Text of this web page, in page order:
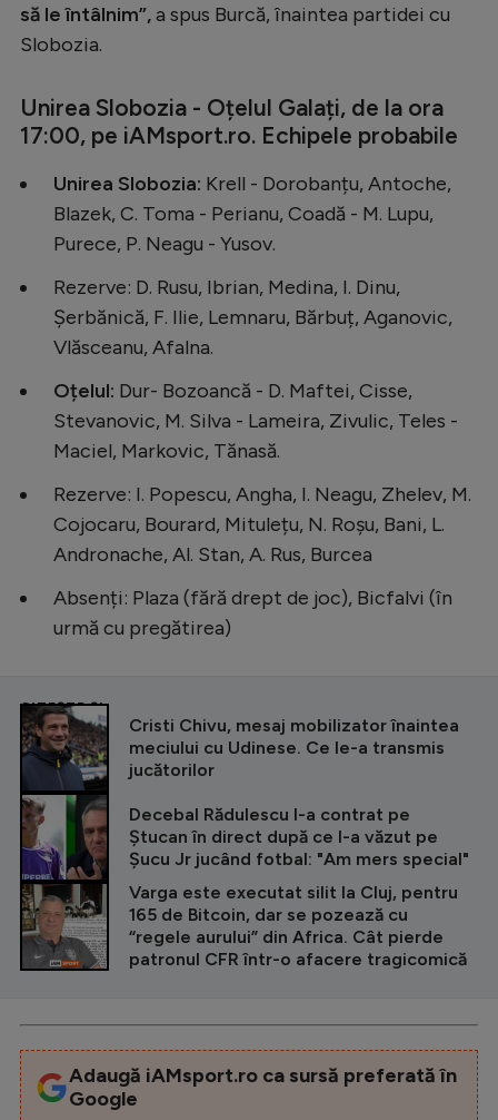
să le întâlnim”,a spus Burcă, înaintea partidei cu
Slobozia.
Unirea Slobozia - Oțelul Galați, de la ora
17:00, pe iAMsport.ro. Echipele probabile
Unirea Slobozia: Krell - Dorobanțu, Antoche,
Blazek, C. Toma - Perianu, Coadă - M. Lupu,
Purece, P. Neagu - Yusov.
Rezerve: D. Rusu, Ibrian, Medina, I. Dinu,
Șerbănică, F. Ilie, Lemnaru, Bărbuț, Aganovic,
Vlăsceanu, Afalna.
Oțelul: Dur- Bozoancă - D. Maftei, Cisse,
Stevanovic, M. Silva - Lameira, Zivulic, Teles -
Maciel, Markovic, Tănasă.
Rezerve: I. Popescu, Angha, I. Neagu, Zhelev, M.
Cojocaru, Bourard, Mitulețu, N. Roșu, Bani, L.
Andronache, Al. Stan, A. Rus, Burcea
Absenți: Plaza (fără drept de joc), Bicfalvi (în
urmă cu pregătirea)
CITEȘTE ȘI
Cristi Chivu, mesaj mobilizator înaintea
meciului cu Udinese. Ce le-a transmis
jucătorilor
Decebal Rădulescu l-a contrat pe
Ștucan în direct după ce l-a văzut pe
Șucu Jr jucând fotbal: "Am mers special"
Varga este executat silit la Cluj, pentru
165 de Bitcoin, dar se pozează cu
“regele aurului” din Africa. Cât pierde
patronul CFR într-o afacere tragicomică
Adaugă iAMsport.ro ca sursă preferată în
Google